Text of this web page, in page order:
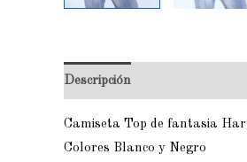
Descripción
Camiseta Top de fantasia
Colores Blanco y Negro